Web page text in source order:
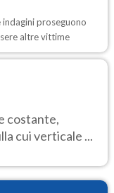
proseguono
altre vittime
costante,
cui verticale ...